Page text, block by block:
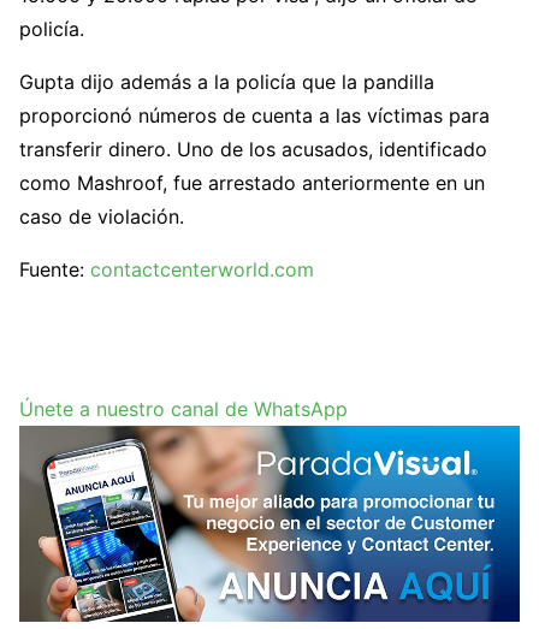
policía.
Gupta dijo además a la policía que la pandilla
proporcionó números de cuenta a las víctimas para
transferir dinero. Uno de los acusados, identificado
como Mashroof, fue arrestado anteriormente en un
caso de violación.
Fuente: contactcenterworld.com
Únete a nuestro canal de WhatsApp